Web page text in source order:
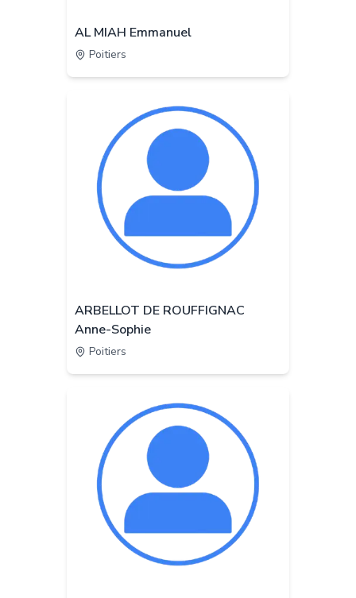
AL MIAH Emmanuel
Poitiers
ARBELLOT DE ROUFFIGNAC
Anne-Sophie
Poitiers